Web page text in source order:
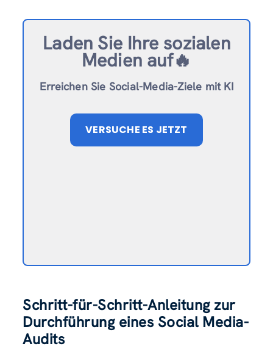
Laden Sie Ihre sozialen
Medien auf🔥
Erreichen Sie Social-Media-Ziele mit KI
VERSUCHE ES JETZT
Schritt-für-Schritt-Anleitung zur
Durchführung eines Social Media-
Audits